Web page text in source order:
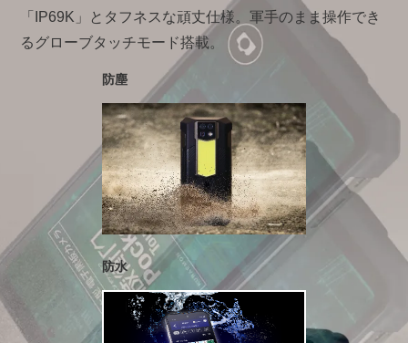
「IP69K」とタフネスな頑丈仕様。軍手のまま操作でき
るグローブタッチモード搭載。
防塵
防水